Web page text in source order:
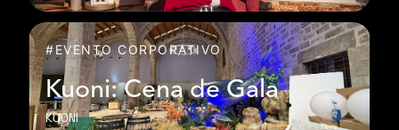
#EVENTO CORPORATIVO
Kuoni: Cena de Gala
KUONI